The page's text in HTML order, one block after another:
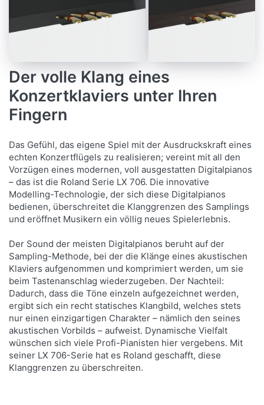
2.949,00 € * 2.499,00 € *
MEHR INFOS
Der volle Klang eines
Konzertklaviers unter Ihren
Fingern
Das Gefühl, das eigene Spiel mit der Ausdruckskraft eines
echten Konzertflügels zu realisieren; vereint mit all den
Vorzügen eines modernen, voll ausgestatten Digitalpianos
– das ist die Roland Serie LX 706. Die innovative
Modelling-Technologie, der sich diese Digitalpianos
bedienen, überschreitet die Klanggrenzen des Samplings
und eröffnet Musikern ein völlig neues Spielerlebnis.
Der Sound der meisten Digitalpianos beruht auf der
Sampling-Methode, bei der die Klänge eines akustischen
Klaviers aufgenommen und komprimiert werden, um sie
beim Tastenanschlag wiederzugeben. Der Nachteil:
Dadurch, dass die Töne einzeln aufgezeichnet werden,
ergibt sich ein recht statisches Klangbild, welches stets
nur einen einzigartigen Charakter – nämlich den seines
akustischen Vorbilds – aufweist. Dynamische Vielfalt
wünschen sich viele Profi-Pianisten hier vergebens. Mit
seiner LX 706-Serie hat es Roland geschafft, diese
Klanggrenzen zu überschreiten.